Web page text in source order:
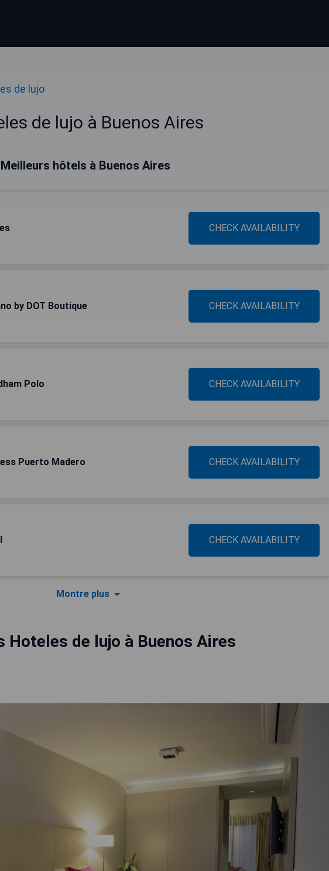
de lujo
de lujo à Buenos Aires
Meilleurs hôtels à Buenos Aires
CHECK AVAILABILITY
by DOT Boutique CHECK AVAILABILITY
Polo CHECK AVAILABILITY
Puerto Madero CHECK AVAILABILITY
CHECK AVAILABILITY
Montre plus
Hoteles de lujo à Buenos Aires